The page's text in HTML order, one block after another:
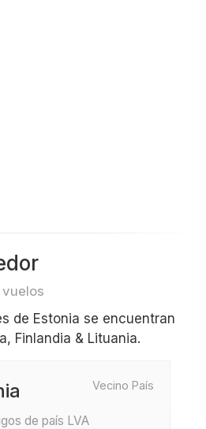
de Estonia se encuentran
Finlandia & Lituania.
Vecino País
de país LVA